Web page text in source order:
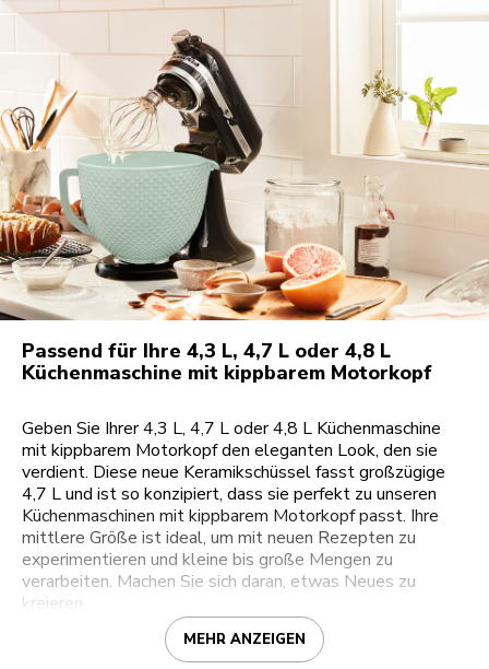
Passend für Ihre 4,3 L, 4,7 L oder 4,8 L
Küchenmaschine mit kippbarem Motorkopf
Geben Sie Ihrer 4,3 L, 4,7 L oder 4,8 L Küchenmaschine
mit kippbarem Motorkopf den eleganten Look, den sie
verdient. Diese neue Keramikschüssel fasst großzügige
4,7 L und ist so konzipiert, dass sie perfekt zu unseren
Küchenmaschinen mit kippbarem Motorkopf passt. Ihre
mittlere Größe ist ideal, um mit neuen Rezepten zu
experimentieren und kleine bis große Mengen zu
verarbeiten. Machen Sie sich daran, etwas Neues zu
kreieren.
MEHR ANZEIGEN